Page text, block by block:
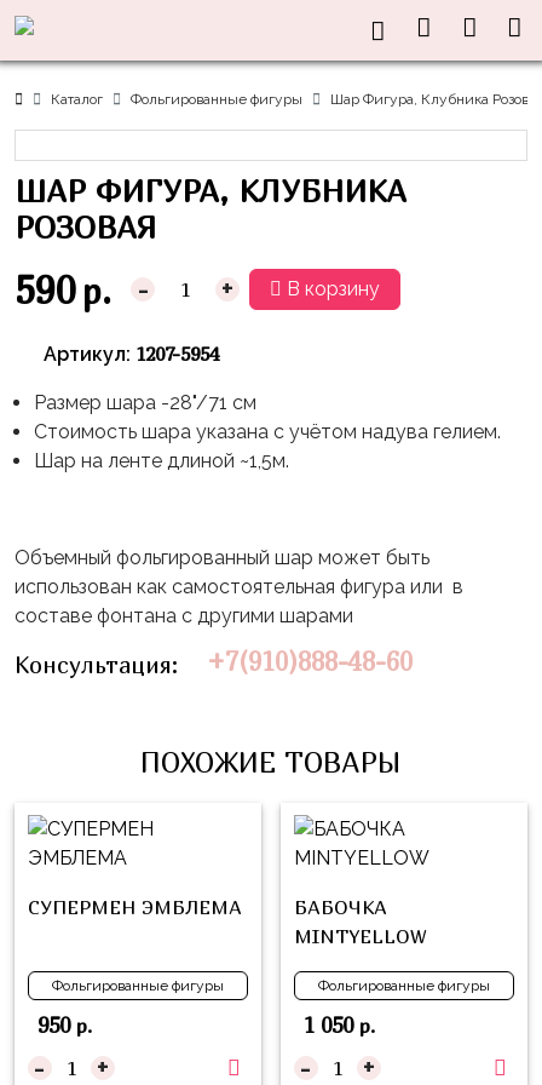
Каталог Фольгированные фигуры Шар Фигура, Клубника
ШАР ФИГУРА, КЛУБНИКА
РОЗОВАЯ
590 р. - + В корзину
Артикул: 1207-5954
Размер шара -28"/71 см
Стоимость шара указана с учётом надува гелием.
Шар на ленте длиной ~1,5м.
Объемный фольгированный шар может быть
использован как самостоятельная фигура или в
составе фонтана с другими шарами
Консультация: +7(910)888-48-60
ПОХОЖИЕ ТОВАРЫ
СУПЕРМЕН ЭМБЛЕМА
Фольгированные фигуры
950р.
- +
БАБОЧКА
MINTYELLOW
Фольгированные фигуры
1 050р.
- +
консультация?
Акции
Каталог
Латексные
шары
без
Латексные
шары
рисунком
Фольгированные
сердца/
45
см
81
Фольгированные
с
Фольгированные
фигуры
Готовые
Праздники
8
марта
23
Дембель
Родился
День
Рождения
Влюблённых
Выпускной
Сентября
Девочка
Тематики
Оранжевая
Корова
Маша
Медведь
Трактор
Миньоны
Пикачу
ми-
Свинка
Пеппа
Смешарики/
Холодное
Сердце
Маленький
Информация
О нас
Доставка
и оплата
Контакты
+7(910)888-
48-
60
zakazsharoff@yandex.ru
г.
Бор,